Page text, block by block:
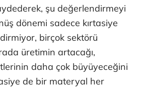
şu değerlendirmeyi
dönemi sadece kırtasiye
birçok sektörü
üretimin artacağı,
daha çok büyüyeceğini
de bir materyal her